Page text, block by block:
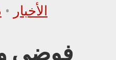
الأخبار •
فوضى